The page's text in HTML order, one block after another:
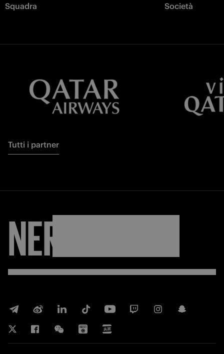
Squadra Società
Tutti i partner
NERAZZURRI